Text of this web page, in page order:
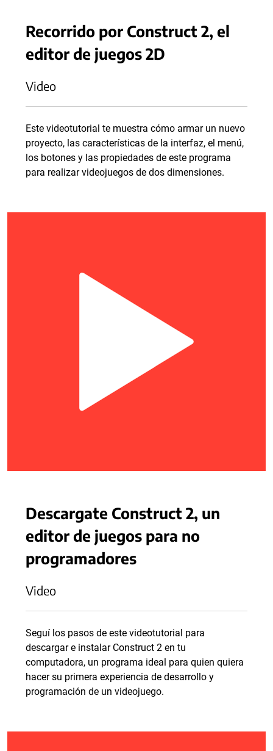
Recorrido por Construct 2, el
editor de juegos 2D
Video
Este videotutorial te muestra cómo armar un nuevo
proyecto, las características de la interfaz, el menú,
los botones y las propiedades de este programa
para realizar videojuegos de dos dimensiones.
Descargate Construct 2, un
editor de juegos para no
programadores
Video
Seguí los pasos de este videotutorial para
descargar e instalar Construct 2 en tu
computadora, un programa ideal para quien quiera
hacer su primera experiencia de desarrollo y
programación de un videojuego.